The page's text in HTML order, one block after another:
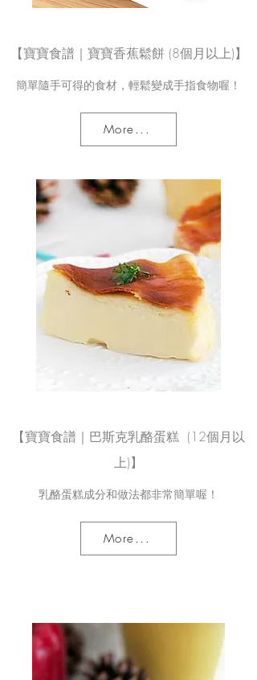
【寶寶食譜｜寶寶香蕉鬆餅 (8個月以上)】
簡單隨手可得的食材，輕鬆變成手指食物喔！
More...
【寶寶食譜｜巴斯克乳酪蛋糕 (12個月以
上)】
乳酪蛋糕成分和做法都非常簡單喔！
More...